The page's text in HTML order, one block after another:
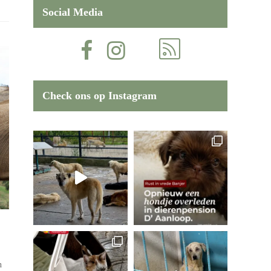
Social Media
Check ons op Instagram